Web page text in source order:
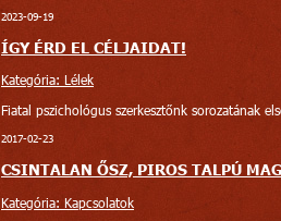
2023-09-19
ÍGY ÉRD EL CÉLJAIDAT!
Kategória: Lélek
Fiatal pszichológus szerkesztőnk sorozatának
2017-02-23
CSINTALAN ŐSZ, PIROS TALPÚ
Kategória: Kapcsolatok